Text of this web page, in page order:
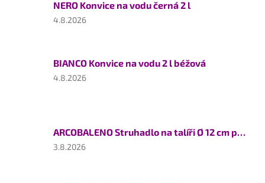
NERO Konvice na vodu černá 2 l
Hodnocení
z
5
4.8.2026
BIANCO Konvice na vodu 2 l béžová
Hodnocení
5
hvězdiček.
4.8.2026
ARCOBALENO Struhadlo na talíři Ø 12 cm porcelán
Hodnocení
3.8.2026